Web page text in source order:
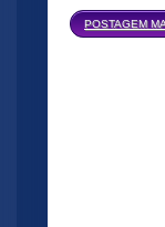
POSTAGEM